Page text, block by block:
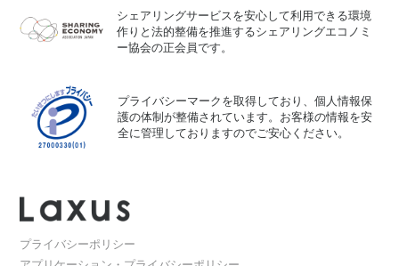
シェアリングサービスを安心して利用できる環境
作りと法的整備を推進するシェアリングエコノミ
ー協会の正会員です。
プライバシーマークを取得しており、個人情報保
護の体制が整備されています。お客様の情報を安
全に管理しておりますのでご安心ください。
プライバシーポリシー